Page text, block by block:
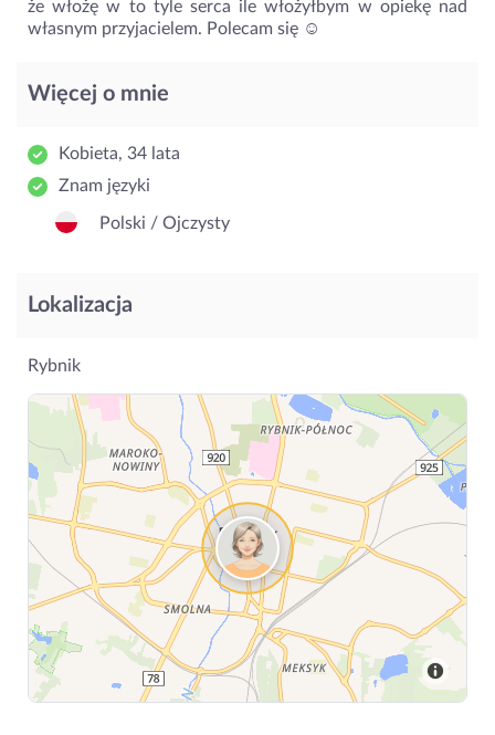
że włożę w to tyle serca ile włożyłbym w opiekę nad
własnym przyjacielem. Polecam się ☺️
Więcej o mnie
Kobieta, 34 lata
Znam języki
Polski / Ojczysty
Lokalizacja
Rybnik